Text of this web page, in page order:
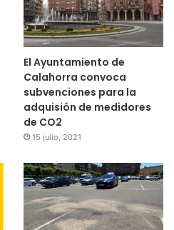
El Ayuntamiento de
Calahorra convoca
subvenciones para la
adquisión de medidores
de CO2
15 julio, 2021